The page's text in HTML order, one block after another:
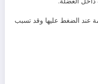
عند الضغط عليها وقد تسبب